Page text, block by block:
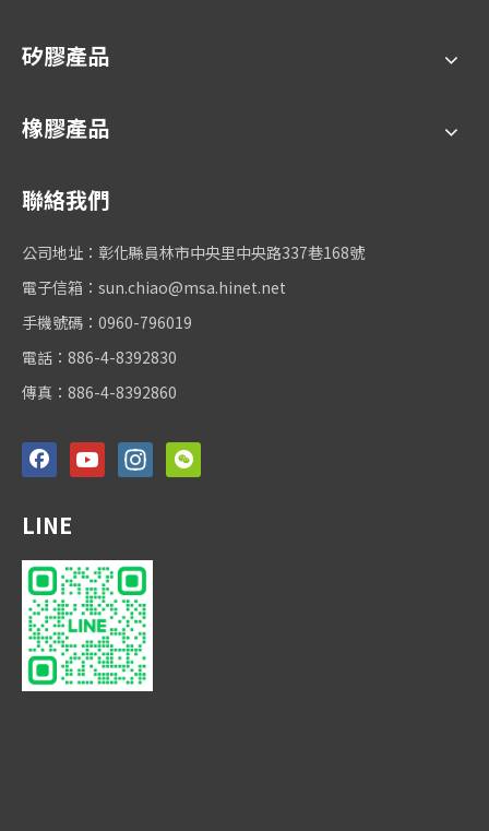
矽膠產品
橡膠產品
聯絡我們
公司地址：彰化縣員林市中央里中央路337巷168號
電子信箱： sun.chiao@msa.hinet.net
手機號碼：0960-796019
電話：886-4-8392830
傳真：886-4-8392860
LINE